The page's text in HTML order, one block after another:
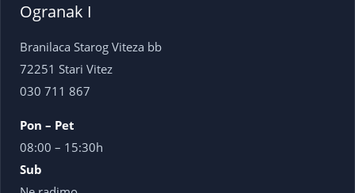
Ogranak I
Branilaca Starog Viteza bb
72251 Stari Vitez
030 711 867
Pon – Pet
08:00 – 15:30h
Sub